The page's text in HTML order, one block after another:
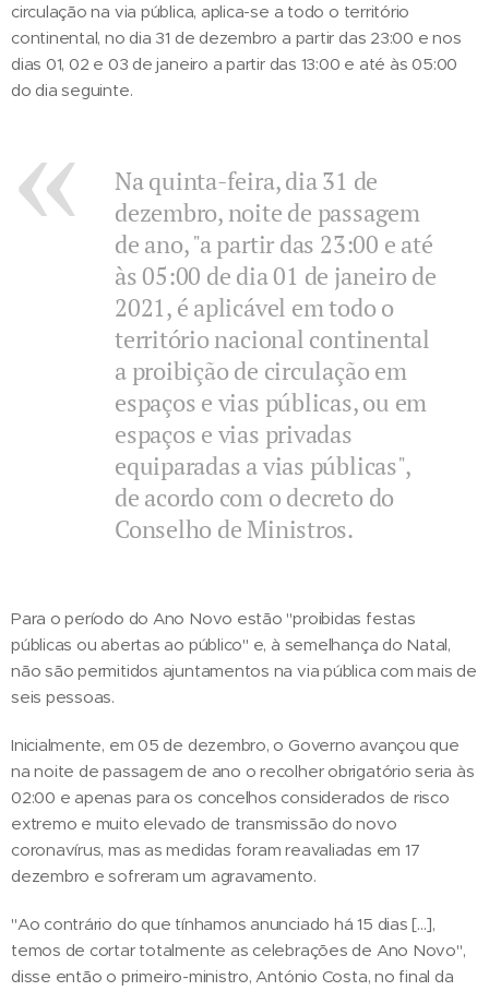
circulação na via pública, aplica-se a todo o território
continental, no dia 31 de dezembro a partir das 23:00 e nos
dias 01, 02 e 03 de janeiro a partir das 13:00 e até às 05:00
do dia seguinte.
Na quinta-feira, dia 31 de
dezembro, noite de passagem
de ano, "a partir das 23:00 e até
às 05:00 de dia 01 de janeiro de
2021, é aplicável em todo o
território nacional continental
a proibição de circulação em
espaços e vias públicas, ou em
espaços e vias privadas
equiparadas a vias públicas",
de acordo com o decreto do
Conselho de Ministros.
Para o período do Ano Novo estão "proibidas festas
públicas ou abertas ao público" e, à semelhança do Natal,
não são permitidos ajuntamentos na via pública com mais de
seis pessoas.
Inicialmente, em 05 de dezembro, o Governo avançou que
na noite de passagem de ano o recolher obrigatório seria às
02:00 e apenas para os concelhos considerados de risco
extremo e muito elevado de transmissão do novo
coronavírus, mas as medidas foram reavaliadas em 17
dezembro e sofreram um agravamento.
"Ao contrário do que tínhamos anunciado há 15 dias [...],
temos de cortar totalmente as celebrações de Ano Novo",
disse então o primeiro-ministro, António Costa, no final da